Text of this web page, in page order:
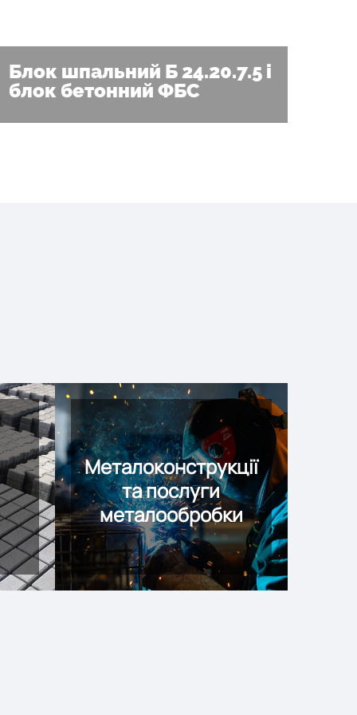
Блок шпальний Б 24.20.7.5 і
блок бетонний ФБС
Металоконструкції
та послуги
металообробки